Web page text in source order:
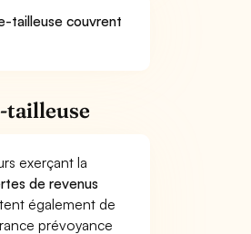
tailleuse couvrent
tailleuse
exerçant la
de revenus
également de
prévoyance